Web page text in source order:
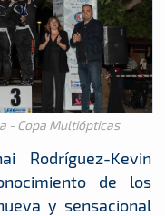
- Copa Multiópticas
Rodríguez-Kevin
de los
y sensacional